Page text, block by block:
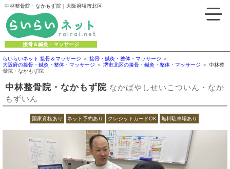
中林整骨院・なかもず院｜大阪府堺市北区
接骨＆鍼灸・マッサージ
らいらいネット 接骨＆マッサージ
接骨・鍼灸・整体・マッサージ
大阪府の接骨・鍼灸・整体・マッサージ
堺市北区の接骨・鍼灸・整体・マッサージ
中林整
骨院・なかもず院
中林整骨院・なかもず院 なかばやしせいこついん・なか
もずいん
国家資格あり ネット予約あり クレジットカードOK 無料駐車場あり